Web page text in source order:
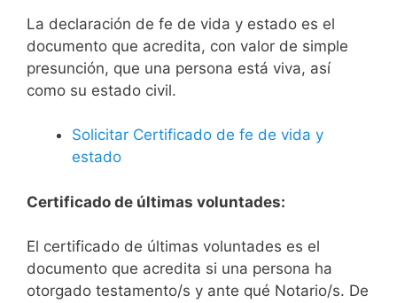
La declaración de fe de vida y estado es el
documento que acredita, con valor de simple
presunción, que una persona está viva, así
como su estado civil.
Solicitar Certificado de fe de vida y
estado
Certificado de últimas voluntades:
El certificado de últimas voluntades es el
documento que acredita si una persona ha
otorgado testamento/s y ante qué Notario/s. De